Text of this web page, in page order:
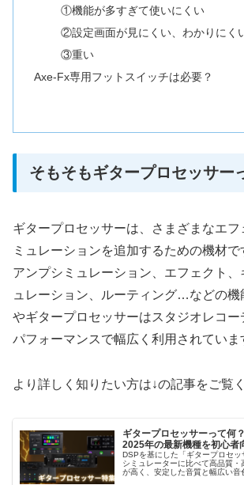
①機能が多すぎて使いにくい
②設定画面が見にくい、わかりにく
③重い
Axe-Fx専用フットスイッチは必要？
そもそもギタープロセッサー
ギタープロセッサーは、さまざまなエ
ミュレーションを追加するための機材で
アンプシミュレーション、エフェクト、
ュレーション、ルーティング…などの機
やギタープロセッサーはスタジオレコ
パフォーマンスで幅広く利用されていま
より詳しく知りたい方は↓の記事をご覧
ギタープロセッサーって何
2025年の最新機種を初心者
DSPを基にした「ギタープロセ
シミュレーターに比べて高品質
が高く、安定した音質と幅広い音